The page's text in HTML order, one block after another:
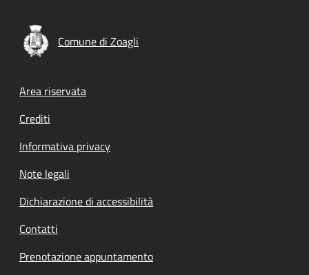
Comune di Zoagli
Footer menu
Area riservata
Crediti
Informativa privacy
Note legali
Dichiarazione di accessibilità
Contatti
Prenotazione appuntamento